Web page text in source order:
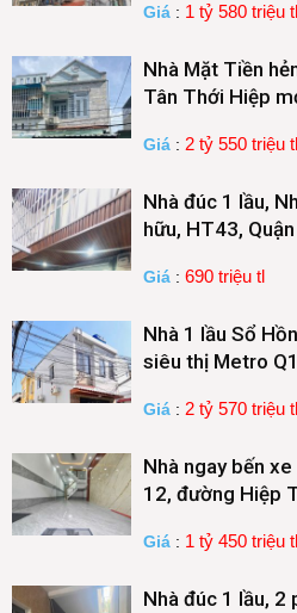
Giá : 1 tỷ 580 triệu tl
Nhà Mặt Tiền
Tân Thới Hiệp
Giá : 2 tỷ 550 triệu tl
Nhà đúc 1 lầu,
hữu, HT43,
Giá : 690 triệu tl
Nhà 1 lầu Sổ
siêu thị Metro
Giá : 2 tỷ 570 triệu tl
Nhà ngay bến
12, đường Hiệp
Giá : 1 tỷ 450 triệu tl
Nhà đúc 1 lầu, 2